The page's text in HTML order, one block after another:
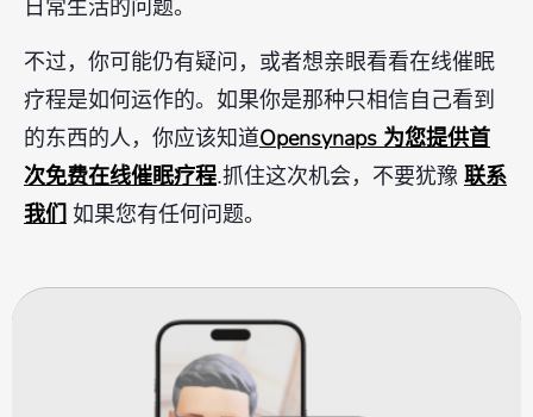
日常生活的问题。
不过，你可能仍有疑问，或者想亲眼看看在线催眠
疗程是如何运作的。如果你是那种只相信自己看到
的东西的人，你应该知道Opensynaps 为您提供首
次免费在线催眠疗程.抓住这次机会，不要犹豫 联系
我们 如果您有任何问题。